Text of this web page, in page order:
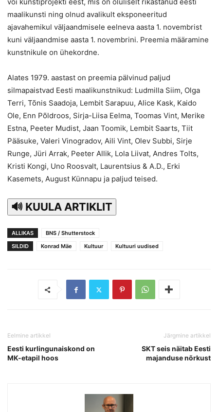
maalikunsti ning olnud avalikult eksponeeritud
ajavahemikul väljaandmisele eelneva aasta 1. novembrist
kuni väljaandmise aasta 1. novembrini. Preemia määramine
kunstnikule on ühekordne.
Alates 1979. aastast on preemia pälvinud paljud
silmapaistvad Eesti maalikunstnikud: Ludmilla Siim, Olga
Terri, Tõnis Saadoja, Lembit Sarapuu, Alice Kask, Kaido
Ole, Enn Põldroos, Sirja-Liisa Eelma, Toomas Vint, Merike
Estna, Peeter Mudist, Jaan Toomik, Lembit Saarts, Tiit
Pääsuke, Valeri Vinogradov, Aili Vint, Olev Subbi, Sirje
Runge, Jüri Arrak, Peeter Allik, Lola Liivat, Andres Tolts,
Kristi Kongi, Uno Roosvalt, Laurentsius & A.D., Erki
Kasemets, August Künnapu ja paljud teised.
🔊 KUULA ARTIKLIT
ALLIKAS
BNS / Shutterstock
SILDID
Konrad Mäe Kultuur Kultuuri uudised
Eelmine artikkel
Eesti kurlingunaiskond on
MK-etapil hoos
Järgmine artikkel
SKT seis näitab Eesti
majanduse nõrkust